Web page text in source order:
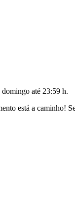
domingo até 23:59 h.
está a caminho!